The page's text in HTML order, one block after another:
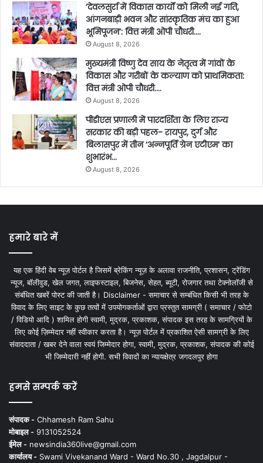
’देवलसुर्रा में विकास कार्यों को मिली नई गति,
आंगनबाड़ी भवन और सांस्कृतिक मंच का हुआ
भूमिपूजन’: वित्त मंत्री ओपी चौधरी….
August 8, 2026
मुख्यमंत्री विष्णु देव साय के नेतृत्व में गांवों के
विकास और गरीबों के कल्याण को प्राथमिकता:
वित्त मंत्री ओपी चौधरी….
August 8, 2026
पीडीएस प्रणाली में पारदर्शिता के लिए राज्य
सरकार की बड़ी पहल- रायपुर, दुर्ग और
बिलासपुर में तीन ‘अन्नपूर्ति ग्रेन एटीएम‘ का
शुभारंभ…
August 8, 2026
हमारे बारे में
यह एक हिंदी वेब न्यूज़ पोर्टल है जिसमें ब्रेकिंग न्यूज़ के अलावा राजनीति, प्रशासन, ट्रेंडिंग
न्यूज, बॉलीवुड, खेल जगत, लाइफस्टाइल, बिजनेस, सेहत, ब्यूटी, रोजगार तथा टेक्नोलॉजी से
संबंधित खबरें पोस्ट की जाती है। Disclaimer - समाचार से सम्बंधित किसी भी तरह के
विवाद के लिए साइट के कुछ तत्वों में उपयोगकर्ताओं द्वारा प्रस्तुत सामग्री ( समाचार / फोटो
/ विडियो आदि ) शामिल होगी स्वामी, मुद्रक, प्रकाशक, संपादक इस तरह के सामग्रियों के
लिए कोई ज़िम्मेदार नहीं स्वीकार करता है। न्यूज़ पोर्टल में प्रकाशित ऐसी सामग्री के लिए
संवाददाता / खबर देने वाला स्वयं जिम्मेदार होगा, स्वामी, मुद्रक, प्रकाशक, संपादक की कोई
भी जिम्मेदारी नहीं होगी. सभी विवादों का न्यायक्षेत्र जगदलपुर होगा
हमसे सम्पर्क करें
संपादक - Chhamesh Ram Sahu
मोबाइल - 9131052524
ईमेल - newsindia360live@gmail.com
कार्यालय - Swami Vivekanand Ward - Ward No.30 , Jagdalpur -